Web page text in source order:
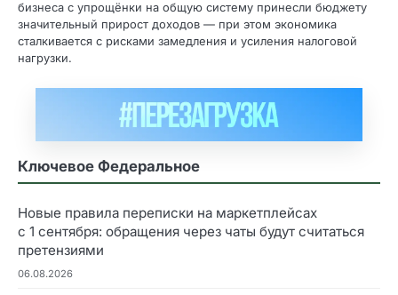
бизнеса с упрощёнки на общую систему принесли бюджету
значительный прирост доходов — при этом экономика
сталкивается с рисками замедления и усиления налоговой
нагрузки.
Ключевое Федеральное
Новые правила переписки на маркетплейсах
с 1 сентября: обращения через чаты будут считаться
претензиями
06.08.2026